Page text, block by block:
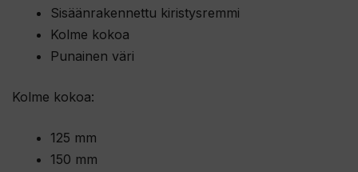
Sisäänrakennettu kiristysremmi
Kolme kokoa
Punainen väri
Kolme kokoa:
125 mm
150 mm